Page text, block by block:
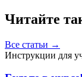
Читайте
Все статьи →
Инструкции для